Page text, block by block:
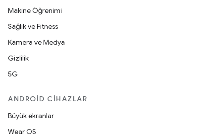
Makine Öğrenimi
Sağlık ve Fitness
Kamera ve Medya
Gizlilik
5G
ANDROID CIHAZLAR
Büyük ekranlar
Wear OS